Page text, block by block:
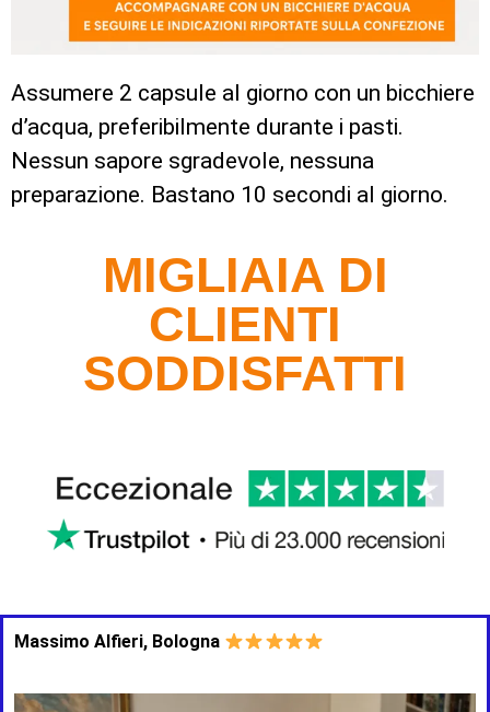
Assumere 2 capsule al giorno con un bicchiere
d’acqua, preferibilmente durante i pasti.
Nessun sapore sgradevole, nessuna
preparazione. Bastano 10 secondi al giorno.
MIGLIAIA DI
CLIENTI
SODDISFATTI
Massimo Alfieri, Bologna